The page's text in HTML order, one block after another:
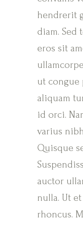
hendrerit
diam. Sed
eros sit
ut congue
aliquam
id orci.
varius
Quisque
auctor
nulla. Ut
rhoncus.